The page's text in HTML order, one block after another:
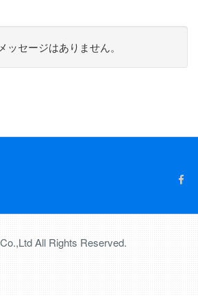
ッセージはありません。
All Rights Reserved.